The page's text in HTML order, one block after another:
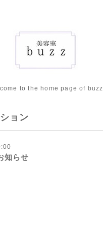
to the home page of buzz
ョン
知らせ